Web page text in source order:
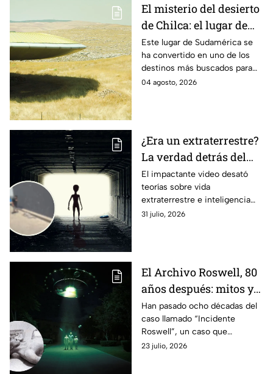
El misterio del desierto
de Chilca: el lugar de
Perú donde miles
aseguran haber visto
OVNIS
Este lugar de Sudamérica se
ha convertido en uno de los
destinos más buscados para
quienes buscan presenciar
identificados y luces extrañas.
04 agosto, 2026
¿Era un extraterrestre?
La verdad detrás del
supuesto cadáver
alienígena que generó
caos en una tienda
El impactante video desató
teorías sobre vida
extraterrestre e inteligencia
artificial antes de conocerse la
31 julio, 2026
El Archivo Roswell, 80
años después: mitos y
realidades del
incidente alienígena
más famoso de la
historia
Han pasado ocho décadas del
caso llamado “Incidente
Roswell”, un caso que
continúa alimentando teorías
23 julio, 2026